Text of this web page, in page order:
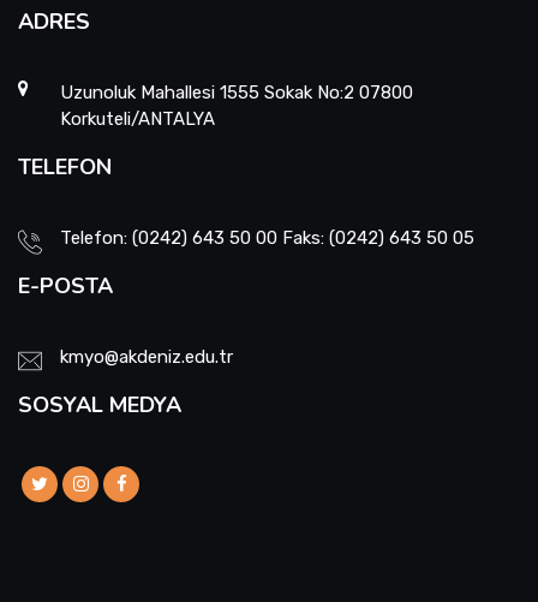
ADRES
Uzunoluk Mahallesi 1555 Sokak No:2 07800
Korkuteli/ANTALYA
TELEFON
Telefon: (0242) 643 50 00 Faks: (0242) 643 50 05
E-POSTA
kmyo@akdeniz.edu.tr
SOSYAL MEDYA